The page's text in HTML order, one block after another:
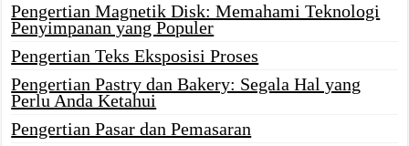
Pengertian Magnetik Disk: Memahami Teknologi
Penyimpanan yang Populer
Pengertian Teks Eksposisi Proses
Pengertian Pastry dan Bakery: Segala Hal yang
Perlu Anda Ketahui
Pengertian Pasar dan Pemasaran